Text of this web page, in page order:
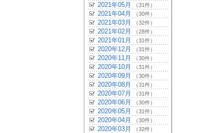
2021年05月 （31件）
2021年04月 （30件）
2021年03月 （32件）
2021年02月 （28件）
2021年01月 （31件）
2020年12月 （31件）
2020年11月 （30件）
2020年10月 （31件）
2020年09月 （30件）
2020年08月 （31件）
2020年07月 （31件）
2020年06月 （30件）
2020年05月 （31件）
2020年04月 （30件）
2020年03月 （32件）